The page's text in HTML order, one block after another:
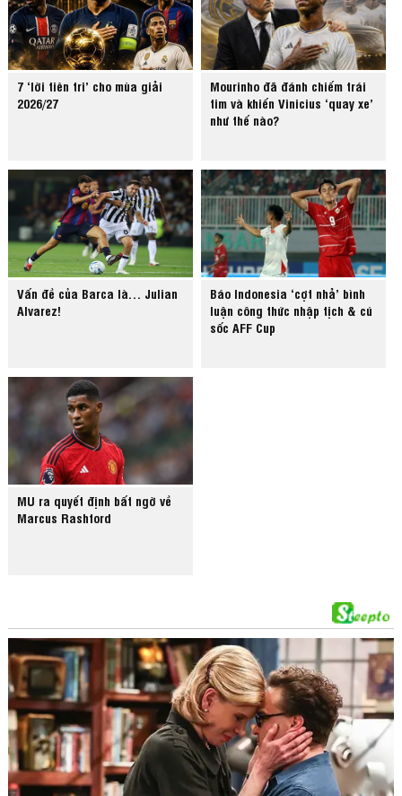
7 ‘lời tiên tri’ cho mùa giải
2026/27
Mourinho đã đánh chiếm trái
tim và khiến Vinicius ‘quay xe’
như thế nào?
Vấn đề của Barca là… Julian
Alvarez!
Báo Indonesia ‘cợt nhả’ bình
luận công thức nhập tịch & cú
sốc AFF Cup
MU ra quyết định bất ngờ về
Marcus Rashford